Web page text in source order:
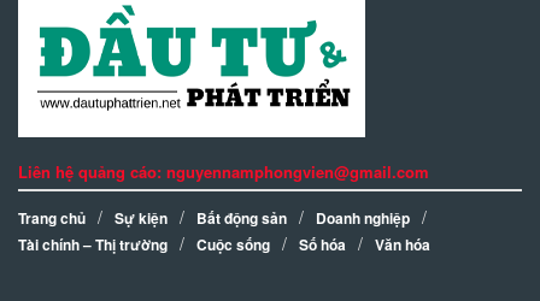
Liên hệ quảng cáo: nguyennamphongvien@gmail.com
Trang chủ Sự kiện Bất động sản
Doanh nghiệp
Tài chính – Thị trường
Cuộc sống Số hóa Văn hóa